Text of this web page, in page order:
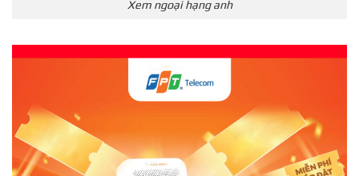
Xem ngoại hạng anh